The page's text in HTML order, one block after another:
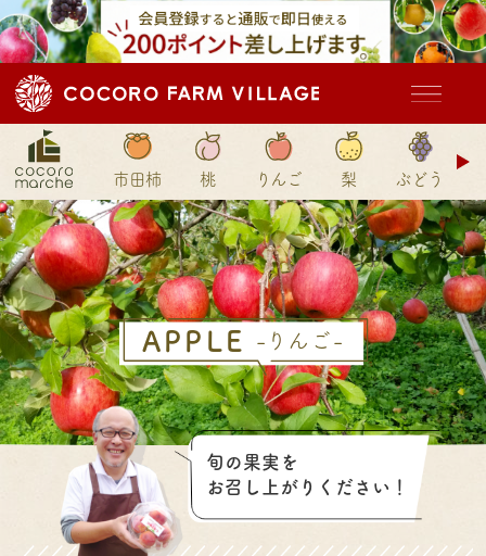
市田柿 桃 りんご 梨 ぶどう ド
APPLE -りんご-
旬の果実を
お召し上がり ください！